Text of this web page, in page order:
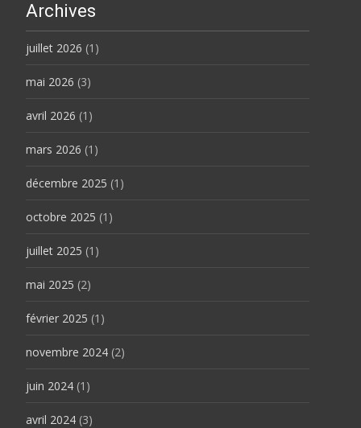
Archives
juillet 2026 (1)
mai 2026 (3)
avril 2026 (1)
mars 2026 (1)
décembre 2025 (1)
octobre 2025 (1)
juillet 2025 (1)
mai 2025 (2)
février 2025 (1)
novembre 2024 (2)
juin 2024 (1)
avril 2024 (3)